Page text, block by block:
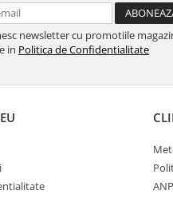
newsletter cu promotiile
in Politica de Confidentialitate